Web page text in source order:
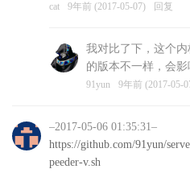
cat 9年前 (2017-05-07) 回复
我对比了下，这个
的版本不一样，会影
91yun 9年前 (2017-05-
–2017-05-06 01:35:31–
https://github.com/91yun/
peeder-v.sh